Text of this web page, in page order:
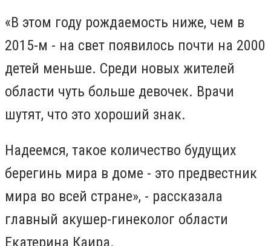
«В этом году рождаемость ниже, чем в
2015-м - на свет появилось почти на 2000
детей меньше. Среди новых жителей
области чуть больше девочек. Врачи
шутят, что это хороший знак.
Надеемся, такое количество будущих
берегинь мира в доме - это предвестник
мира во всей стране», - рассказала
главный акушер-гинеколог области
Екатерина Каира.